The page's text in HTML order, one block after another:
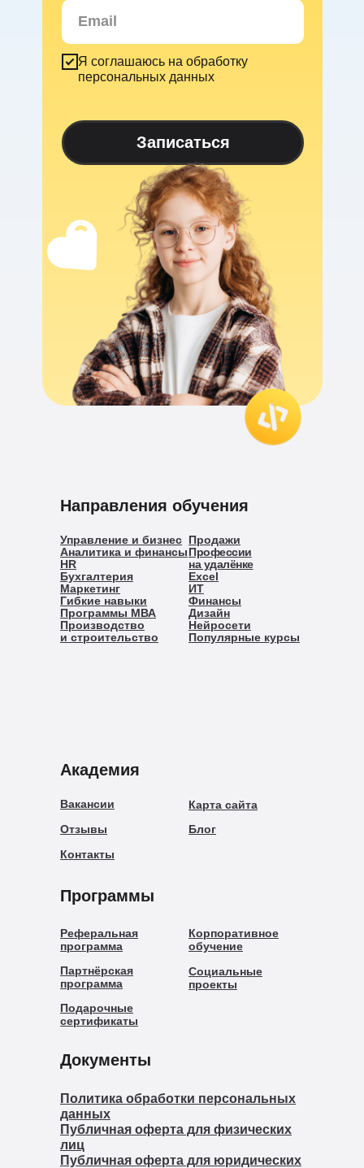
Я соглашаюсь на обработку
персональных данных
Записаться
Направления обучения
Управление и бизнес
Аналитика и финансы
HR
Бухгалтерия
Маркетинг
Гибкие навыки
Программы МВА
Производство
и строительство
Академия
Документы
Программы
Реферальная
программа
Партнёрская
программа
Корпоративное
обучение
Социальные
проекты
Подарочные
сертификаты
Политика обработки персональных
данных
Публичная оферта для физических
лиц
Публичная оферта для юридических
Продажи
Профессии
на удалёнке
Excel
ИТ
Финансы
Дизайн
Нейросети
Популярные курсы
Вакансии
Отзывы
Контакты
Карта сайта
Блог